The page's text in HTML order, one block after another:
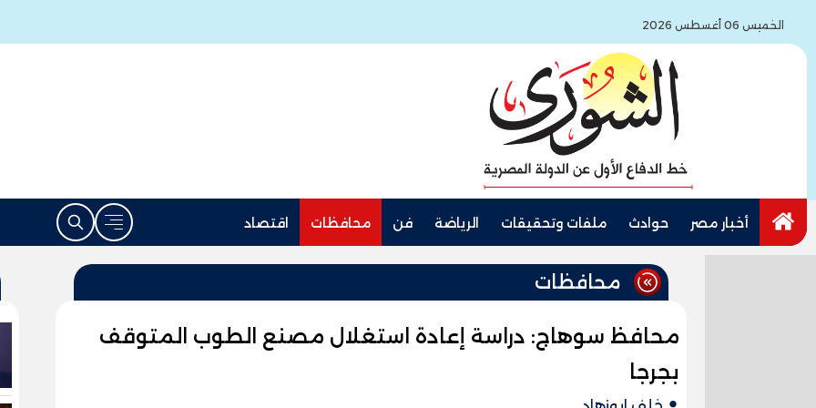
الخميس 06 أغسطس 2026
أخبار مصر حوادث ملفات وتحقيقات الرياضة فن محافظات اقتصاد
محافظات
محافظ سوهاج: دراسة إعادة استغلال مصنع الطوب المتوقف
بجرجا